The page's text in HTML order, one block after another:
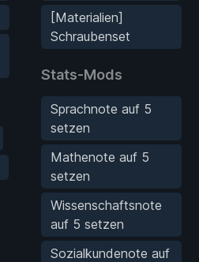
[Materialien]
Schraubenset
Stats-Mods
Sprachnote auf 5
setzen
Mathenote auf 5
setzen
Wissenschaftsnote
auf 5 setzen
Sozialkundenote auf